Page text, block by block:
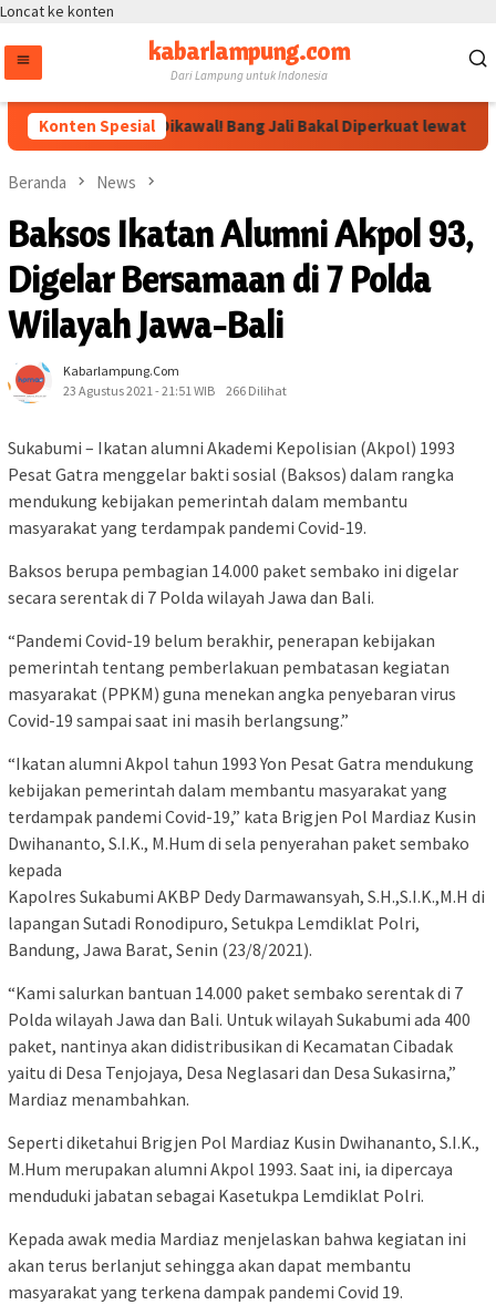
Loncat ke konten
kabarlampung.com
Dari Lampung untuk Indonesia
Konten Spesial
Megawati Dikawal! Bang Jali Bakal Diperkuat lewat Pojok
Beranda News
Baksos Ikatan Alumni Akpol 93,
Digelar Bersamaan di 7 Polda
Wilayah Jawa-Bali
Kabarlampung.com
23 Agustus 2021 - 21:51 WIB
266 Dilihat
Sukabumi – Ikatan alumni Akademi Kepolisian (Akpol) 1993
Pesat Gatra menggelar bakti sosial (Baksos) dalam rangka
mendukung kebijakan pemerintah dalam membantu
masyarakat yang terdampak pandemi Covid-19.
Baksos berupa pembagian 14.000 paket sembako ini digelar
secara serentak di 7 Polda wilayah Jawa dan Bali.
“Pandemi Covid-19 belum berakhir, penerapan kebijakan
pemerintah tentang pemberlakuan pembatasan kegiatan
masyarakat (PPKM) guna menekan angka penyebaran virus
Covid-19 sampai saat ini masih berlangsung.”
“Ikatan alumni Akpol tahun 1993 Yon Pesat Gatra mendukung
kebijakan pemerintah dalam membantu masyarakat yang
terdampak pandemi Covid-19,” kata Brigjen Pol Mardiaz Kusin
Dwihananto, S.I.K., M.Hum di sela penyerahan paket sembako
kepada
Kapolres Sukabumi AKBP Dedy Darmawansyah, S.H.,S.I.K.,M.H di
lapangan Sutadi Ronodipuro, Setukpa Lemdiklat Polri,
Bandung, Jawa Barat, Senin (23/8/2021).
“Kami salurkan bantuan 14.000 paket sembako serentak di 7
Polda wilayah Jawa dan Bali. Untuk wilayah Sukabumi ada 400
paket, nantinya akan didistribusikan di Kecamatan Cibadak
yaitu di Desa Tenjojaya, Desa Neglasari dan Desa Sukasirna,”
Mardiaz menambahkan.
Seperti diketahui Brigjen Pol Mardiaz Kusin Dwihananto, S.I.K.,
M.Hum merupakan alumni Akpol 1993. Saat ini, ia dipercaya
menduduki jabatan sebagai Kasetukpa Lemdiklat Polri.
Kepada awak media Mardiaz menjelaskan bahwa kegiatan ini
akan terus berlanjut sehingga akan dapat membantu
masyarakat yang terkena dampak pandemi Covid 19.